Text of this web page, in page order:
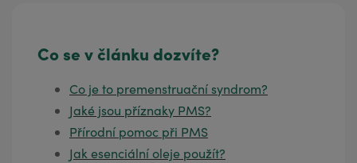
Co se v článku dozvíte?
Co je to premenstruační syndrom?
Jaké jsou příznaky PMS?
Přírodní pomoc při PMS
Jak esenciální oleje použít?